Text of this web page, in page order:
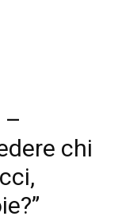
–
chi